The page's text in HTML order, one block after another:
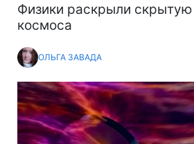
Физики раскрыли
космоса
ОЛЬГА ЗАВАДА